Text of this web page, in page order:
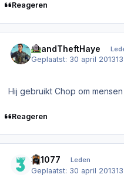
Reageren
GrandTheftHaye
Geplaatst: 30 april 2013
Hij gebruikt Chop om
Reageren
3L1077 Leden
Geplaatst: 30 april 2013